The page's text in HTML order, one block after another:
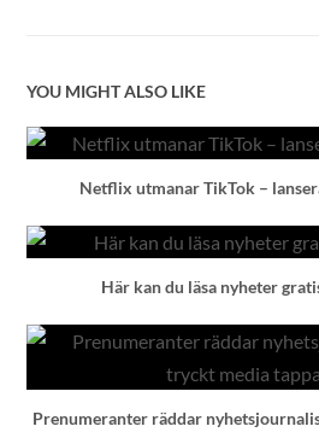
YOU MIGHT ALSO LIKE
Netflix utmanar TikTok –
Här kan du läsa nyheter
Prenumeranter räddar